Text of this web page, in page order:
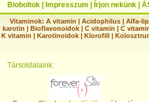
Bioboltok Impresszum Írjon nekünk
Vitaminok: A vitamin |Acidophilus |Alfa-
karotin | Bioflavonoidok | C vitamin | C
K vitamin | Karotinoidok | Klorofill |
Társoldalaink: